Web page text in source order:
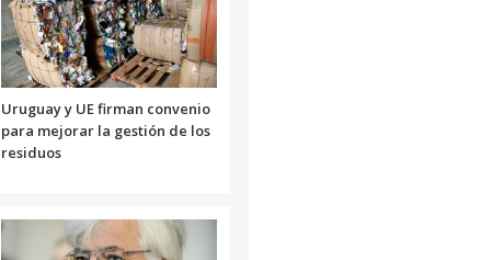
Uruguay y UE firman convenio
para mejorar la gestión de los
residuos